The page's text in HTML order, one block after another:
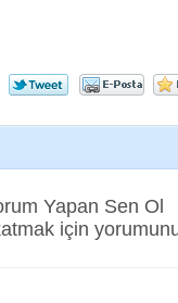
Yapan Sen Ol
için